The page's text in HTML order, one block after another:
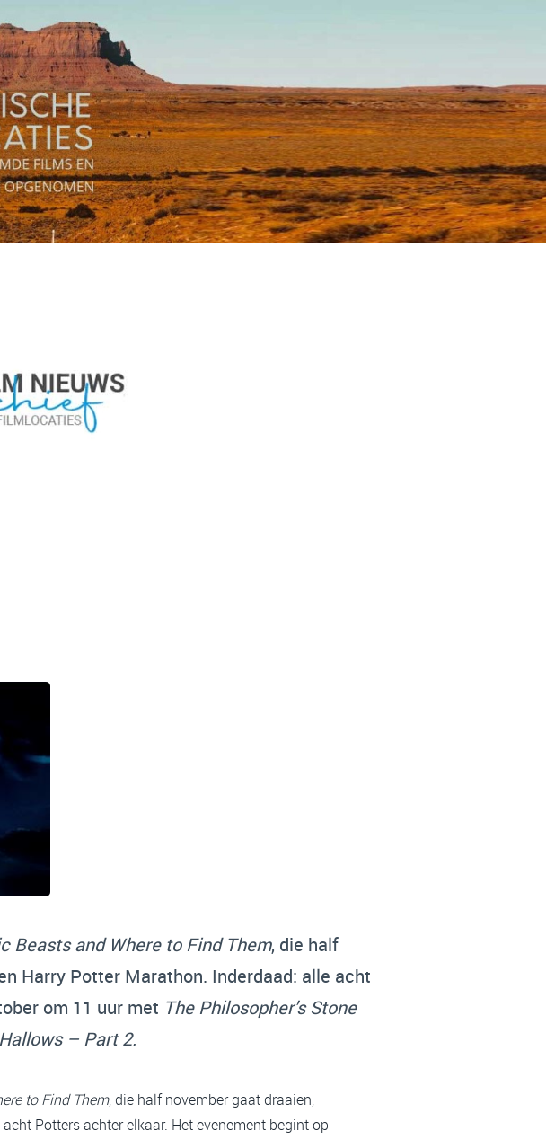
Beasts and Where to Find Them, die half
Harry Potter Marathon. Inderdaad: alle acht
om 11 uur met The Philosopher’s Stone
– Part 2.
to Find Them, die half november gaat draaien,
Potters achter elkaar. Het evenement begint op